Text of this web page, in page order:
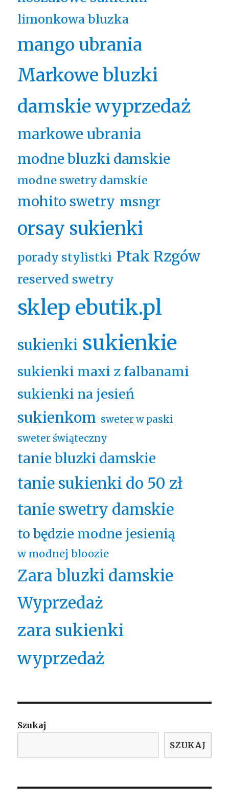
limonkowa bluzka
mango ubrania
Markowe bluzki
damskie wyprzedaż
markowe ubrania
modne bluzki damskie
modne swetry damskie
mohito swetry msngr
orsay sukienki
porady stylistki Ptak Rzgów
reserved swetry
sklep ebutik.pl
sukienki sukienkie
sukienki maxi z falbanami
sukienki na jesień
sukienkom sweter w paski
sweter świąteczny
tanie bluzki damskie
tanie sukienki do 50 zł
tanie swetry damskie
to będzie modne jesienią
w modnej bloozie
Zara bluzki damskie
Wyprzedaż
zara sukienki
wyprzedaż
Szukaj
SZUKAJ